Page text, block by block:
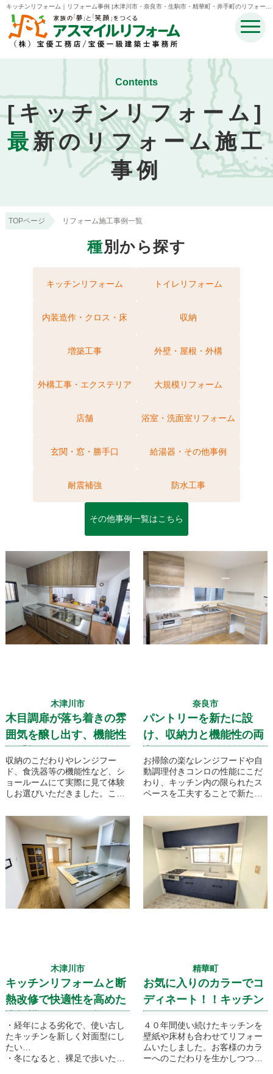
キッチンリフォーム｜リフォーム事例 |木津川市・奈良市・生駒市・精華町・井手町のリフォーム
のことなら宝優工務店アスマイルリフォーム
Contents
[キッチンリフォーム]
最新のリフォーム施工
事例
TOPページ リフォーム施工事例一覧
種別から探す
キッチンリフォーム トイレリフォーム
内装造作・クロス・床 収納
増築工事 外壁・屋根・外構
外構工事・エクステリア 大規模リフォーム
店舗 浴室・洗面室リフォーム
玄関・窓・勝手口 給湯器・その他事例
耐震補強 防水工事
その他事例一覧はこちら
木津川市
木目調扉が落ち着きの雰
囲気を醸し出す、機能性
ォーム
収納のこだわりやレンジフー
ド、食洗器等の機能性など、シ
ョールームにて実際に見て体験
しお選びいただきました。こち
クエラです！
奈良市
パントリーを新たに設
け、収納力と機能性の両
リフォーム
お掃除の楽なレンジフードや自
動調理付きコンロの性能にこだ
わり、キッチン内の限られたス
ペースを工夫することで新たに
テレビと収納スペースを設けパ
ントリーを開ける際の扉の収納
スペースを兼ねた計画としてい
ます！
木津川市
キッチンリフォームと断
熱改修で快適性を高めた
例
・経年による劣化で、使い古し
たキッチンを新しく対面型にし
たい…
・冬になると、裸足で歩いたと
精華町
お気に入りのカラーでコ
ディネート！！キッチン
４０年間使い続けたキッチンを
壁紙や床材も合わせてリフォー
ムいたしました。お客様のカラ
ーへのこだわりを生かしつつ、